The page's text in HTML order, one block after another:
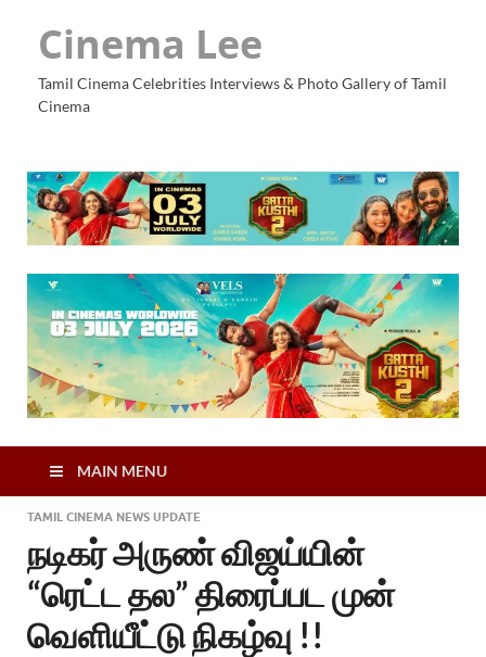
Cinema Lee
Tamil Cinema Celebrities Interviews & Photo Gallery of Tamil
Cinema
MAIN MENU
TAMIL CINEMA NEWS UPDATE
நடிகர் அருண் விஜய்யின்
“ரெட்ட தல” திரைப்பட முன்
வெளியீட்டு நிகழ்வு !!